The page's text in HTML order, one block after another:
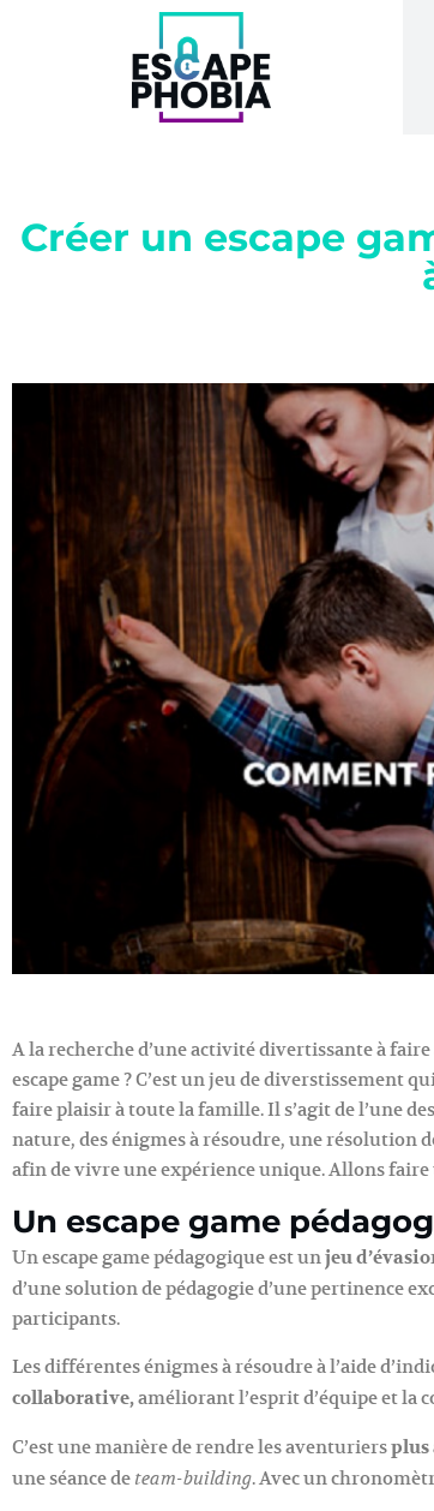
Créer un escape
A la recherche d’une activité divertissante à
escape game ? C’est un jeu de diverstissement
faire plaisir à toute la famille. Il s’agit de l’une
nature, des énigmes à résoudre, une résolution
afin de vivre une expérience unique. Allons faire
Un escape game
Un escape game pédagogique est unjeu
d’une solution de pédagogie d’une pertinence
participants.
Les différentes énigmes à résoudre à l’aide
collaborative,améliorant l’esprit d’équipe et la
C’est une manière de rendre les aventuriersplus
une séance de team-building. Avec un